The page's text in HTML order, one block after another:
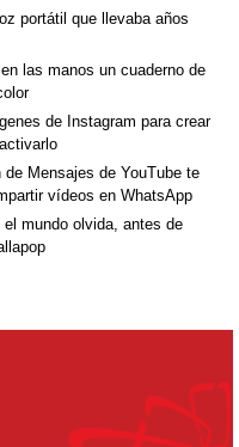
portátil que llevaba años
las manos un cuaderno de
de Instagram para crear
Mensajes de YouTube te
vídeos en WhatsApp
mundo olvida, antes de